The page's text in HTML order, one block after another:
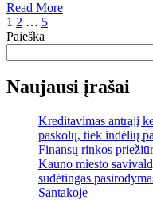
Read More
Įrašų
puslapiavimas
1 2 … 5
Paieška
Naujausi įrašai
Kreditavimas antrąjį
paskolų, tiek indėlių
Finansų rinkos
Kauno miesto
sudėtingas
Santakoje